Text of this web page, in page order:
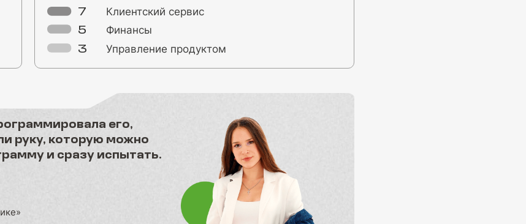
7
5
3
Клиентский сервис
Финансы
Управление продуктом
его,
руку, которую можно
и сразу испытать.